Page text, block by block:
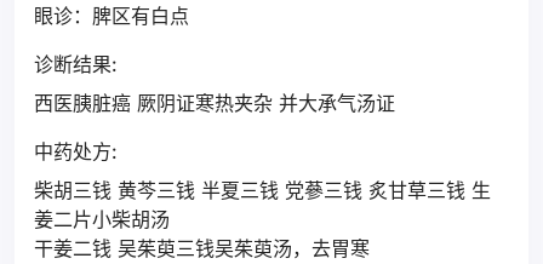
眼诊：脾区有白点
诊断结果:
西医胰脏癌 厥阴证寒热夹杂 并大承气汤证
中药处方:
柴胡三钱 黄芩三钱 半夏三钱 党蔘三钱 炙甘草三钱 生
姜二片小柴胡汤
干姜二钱 吴茱萸三钱吴茱萸汤，去胃寒